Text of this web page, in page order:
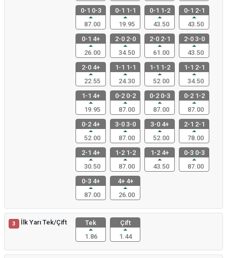
0-1 0-3
87.00
0-1 1-1
19.95
0-1 1-2
43.50
0-1 2-1
43.50
0-1 4+
26.00
2-0 2-0
34.50
2-0 2-1
61.00
2-0 3-0
43.50
2-0 4+
22.55
1-1 1-1
24.30
1-1 1-2
52.00
1-1 2-1
34.50
1-1 4+
19.95
0-2 0-2
87.00
0-2 0-3
87.00
0-2 1-2
87.00
0-2 4+
52.00
3-0 3-0
87.00
3-0 4+
52.00
2-1 2-1
78.00
2-1 4+
30.50
1-2 1-2
87.00
1-2 4+
43.50
0-3 0-3
87.00
0-3 4+
87.00
4+ 4+
26.00
3 İlk Yarı Tek/Çift
Tek
1.86
Çift
1.44